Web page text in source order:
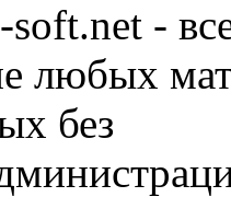
-
любых
без